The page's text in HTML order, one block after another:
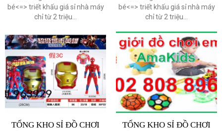
bé<=> triết khấu giá sỉ nhà máy
chỉ từ 2 triệu...
bé<=> triết khấu giá sỉ nhà máy
chỉ từ 2 triệu...
TỔNG KHO SỈ ĐỒ CHƠI
TỔNG KHO SỈ ĐỒ CHƠI